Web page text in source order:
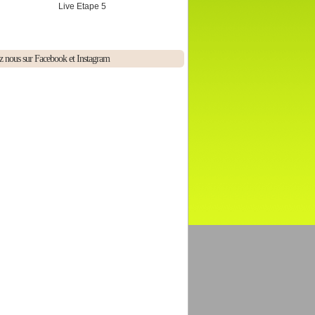
Live Etape 5
nous sur Facebook et Instagram